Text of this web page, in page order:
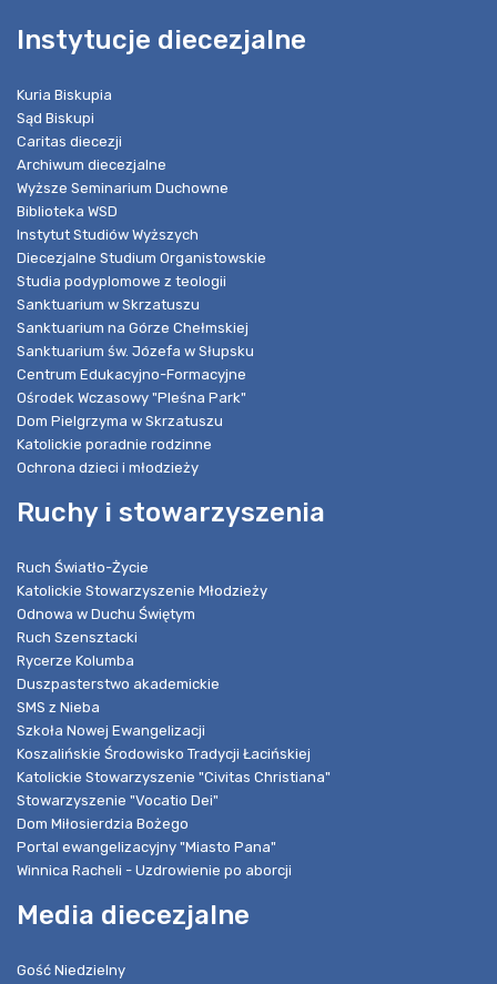
Instytucje diecezjalne
Kuria Biskupia
Sąd Biskupi
Caritas diecezji
Archiwum diecezjalne
Wyższe Seminarium Duchowne
Biblioteka WSD
Instytut Studiów Wyższych
Diecezjalne Studium Organistowskie
Studia podyplomowe z teologii
Sanktuarium w Skrzatuszu
Sanktuarium na Górze Chełmskiej
Sanktuarium św. Józefa w Słupsku
Centrum Edukacyjno-Formacyjne
Ośrodek Wczasowy "Pleśna Park"
Dom Pielgrzyma w Skrzatuszu
Katolickie poradnie rodzinne
Ochrona dzieci i młodzieży
Ruchy i stowarzyszenia
Ruch Światło-Życie
Katolickie Stowarzyszenie Młodzieży
Odnowa w Duchu Świętym
Ruch Szensztacki
Rycerze Kolumba
Duszpasterstwo akademickie
SMS z Nieba
Szkoła Nowej Ewangelizacji
Koszalińskie Środowisko Tradycji Łacińskiej
Katolickie Stowarzyszenie "Civitas Christiana"
Stowarzyszenie "Vocatio Dei"
Dom Miłosierdzia Bożego
Portal ewangelizacyjny "Miasto Pana"
Winnica Racheli - Uzdrowienie po aborcji
Media diecezjalne
Gość Niedzielny